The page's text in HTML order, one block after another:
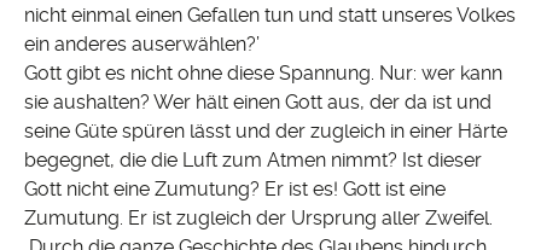
nicht einmal einen Gefallen tun und statt unseres Volkes
ein anderes auserwählen?’
Gott gibt es nicht ohne diese Spannung. Nur: wer kann
sie aushalten? Wer hält einen Gott aus, der da ist und
seine Güte spüren lässt und der zugleich in einer Härte
begegnet, die die Luft zum Atmen nimmt? Ist dieser
Gott nicht eine Zumutung? Er ist es! Gott ist eine
Zumutung. Er ist zugleich der Ursprung aller Zweifel.